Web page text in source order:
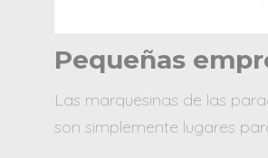
Pequeñas
Las marquesinas de las
son simplemente lugares